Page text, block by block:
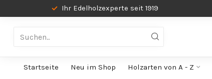
Ihr Edelholzexperte seit 1919
Startseite Neu im Shop Holzarten von A - Z